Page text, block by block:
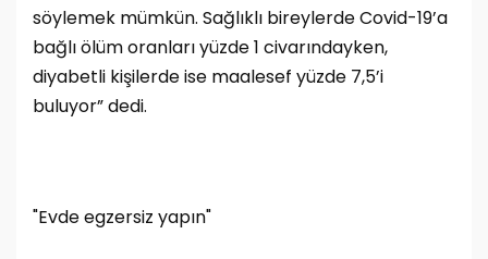
söylemek mümkün. Sağlıklı bireylerde Covid-19’a
bağlı ölüm oranları yüzde 1 civarındayken,
diyabetli kişilerde ise maalesef yüzde 7,5’i
buluyor” dedi.
"Evde egzersiz yapın"